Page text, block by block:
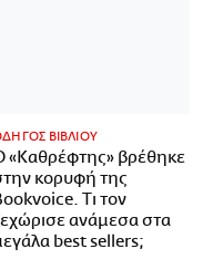
ΒΙΒΛΙΟΥ
«Καθρέφτης» βρέθηκε
κορυφή της
Τι τον
ανάμεσα στα
best sellers;